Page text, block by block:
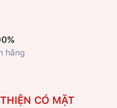
hãng
CÓ MẶT